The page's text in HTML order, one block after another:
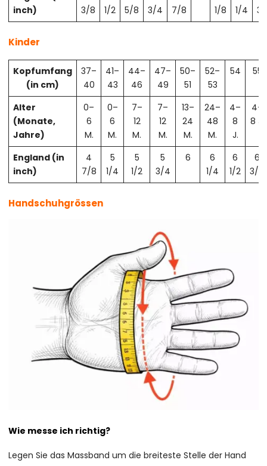
inch)
3/8
1/2
5/8
3/4
7/8
1/8
1/4
Kinder
Kopfumfang
(in cm)
37–
40
41–
43
44–
46
47–
49
50–
51
52–
53
54 55
Alter
(Monate,
Jahre)
0–
6
M.
0–
6
M.
7–
12
M.
7–
12
M.
13–
24
M.
24–
48
M.
4–
8
J.
4–
8 J.
England (in
inch)
4
7/8
5
1/4
5
1/2
5
3/4
6
6
1/4
6
1/2
6
3/4
Handschuhgrössen
Wie messe ich richtig?
Legen Sie das Massband um die breiteste Stelle der Hand